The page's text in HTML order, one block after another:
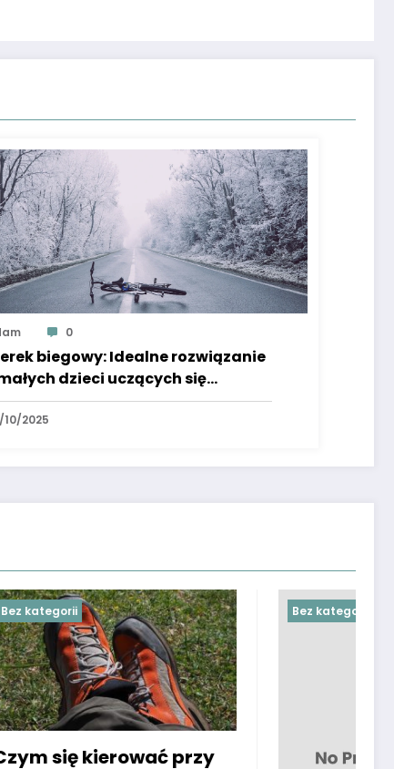
0
biegowy: Idealne rozwiązanie
dzieci uczących się
i koordynacji
10/2025
Bez kategorii